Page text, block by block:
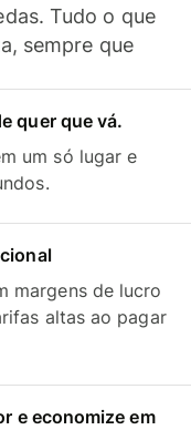
Tudo o que
sempre que
quer que vá.
um só lugar e
margens de lucro
altas ao pagar
e economize em